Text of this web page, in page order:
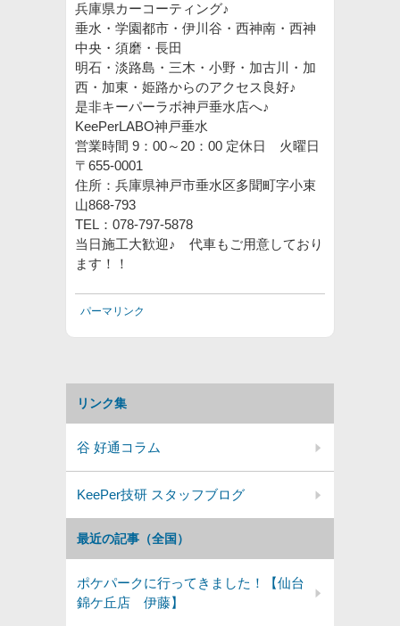
兵庫県カーコーティング♪
垂水・学園都市・伊川谷・西神南・西神
中央・須磨・長田
明石・淡路島・三木・小野・加古川・加
西・加東・姫路からのアクセス良好♪
是非キーパーラボ神戸垂水店へ♪
KeePerLABO神戸垂水
営業時間 9：00～20：00 定休日 火曜日
〒655-0001
住所：兵庫県神戸市垂水区多聞町字小束
山868-793
TEL：078-797-5878
当日施工大歓迎♪ 代車もご用意しており
ます！！
パーマリンク
最近の記事（全国）
ポケパークに行ってきました！【仙台
錦ケ丘店 伊藤】
リンク集
谷 好通コラム
KeePer技研 スタッフブログ